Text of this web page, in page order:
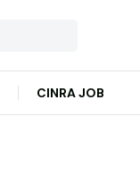
CINRA JOB